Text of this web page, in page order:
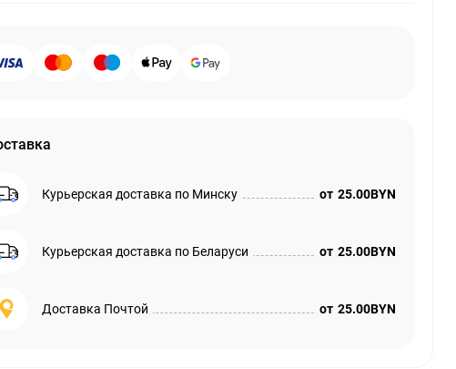
Курьерская доставка по Минску от 25.00BYN
Курьерская доставка по Беларуси от 25.00BYN
Доставка Почтой от 25.00BYN